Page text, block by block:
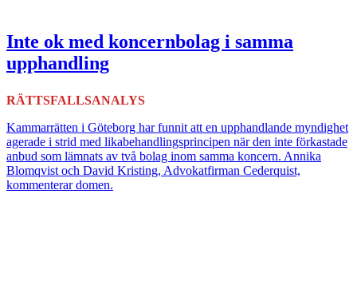
Inte ok med koncernbolag i samma
upphandling
RÄTTSFALLSANALYS
Kammarrätten i Göteborg har funnit att en upphandlande myndighet
agerade i strid med likabehandlingsprincipen när den inte förkastade
anbud som lämnats av två bolag inom samma koncern. Annika
Blomqvist och David Kristing, Advokatfirman Cederquist,
kommenterar domen.